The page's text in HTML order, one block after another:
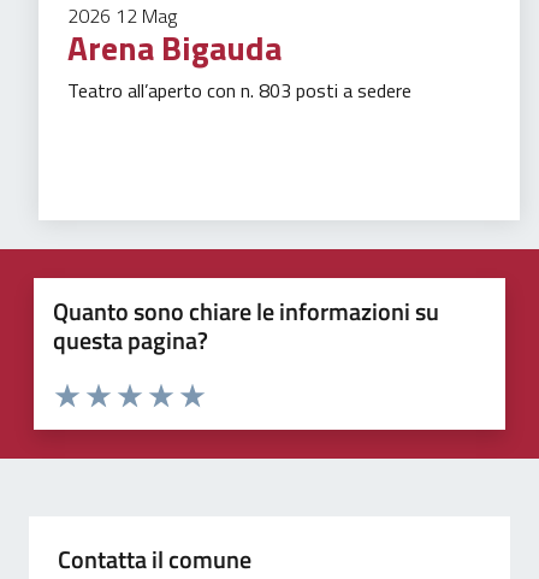
2026 12 Mag
Arena Bigauda
Teatro all’aperto con n. 803 posti a sedere
Quanto sono chiare le informazioni su
questa pagina?
Valuta 5 stelle su 5
Valuta 4 stelle su 5
Valuta 3 stelle su 5
Valuta 2 stelle su 5
Valuta 1 stelle su 5
Contatta il comune